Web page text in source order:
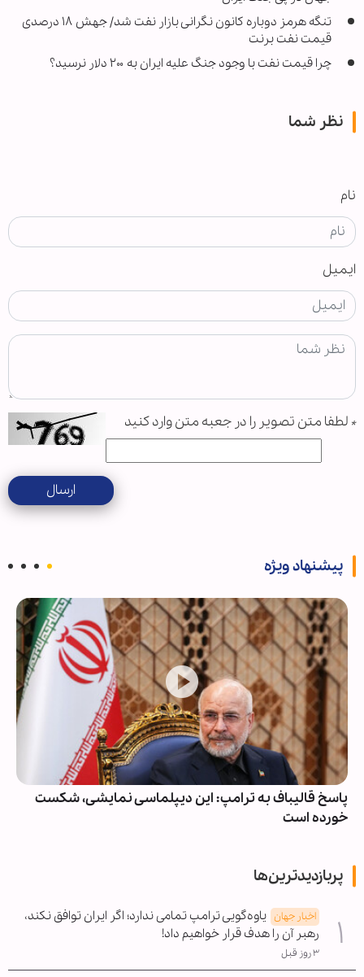
تنگه هرمز دوباره کانون نگرانی بازار نفت شد/ جهش ۱۸ درصدی
قیمت نفت برنت
چرا قیمت نفت با وجود جنگ علیه ایران به ۲۰۰ دلار نرسید؟
نظر شما
نام
ایمیل
* لطفا متن تصویر را در جعبه متن وارد کنید
ارسال
پیشنهاد ویژه
پاسخ قالیباف به ترامپ: این دیپلماسی نمایشی، شکست
خورده است
پربازدیدترین‌ها
اخبار جهان یاوه‌گویی ترامپ تمامی ندارد؛ اگر ایران توافق نکند،
رهبر آن را هدف قرار خواهیم داد!
۳ روز قبل